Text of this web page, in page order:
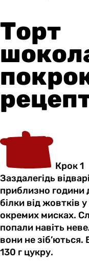
Торт
Крок 1
Заздалегідь
приблизно години
білки від жовтків
окремих мисках.
попали навіть
вони не зіб’ються.
130 г цукру.